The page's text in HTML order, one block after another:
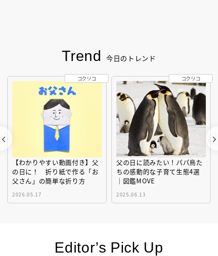
Trend 今日のトレンド
【わかりやすい動画付き】父
の日に！ 折り紙で作る「お
父さん」の簡単な折り方
2026.05.17
コクリコ
父の日に読みたい！パパ鳥た
ちの感動的な子育て生態4選
｜図鑑MOVE
2025.06.13
コクリコ
Editor’s Pick Up